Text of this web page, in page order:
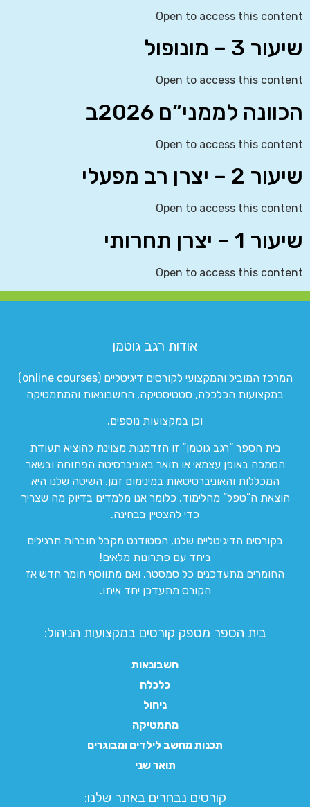
Open to access this content
שיעור 3 – מונופול
Open to access this content
הכוונה לממני”ם 2026ב
Open to access this content
שיעור 2 – יצרן רב מפעלי
Open to access this content
שיעור 1 – יצרן תחרותי
Open to access this content
אודות רגב גוטמן
המרכז המוביל והמקצועי לקורסים דיגיטליים (online courses)
במקצועות הכלכלה, סטטיסטיקה, החשבונאות והמתמטיקה
וכן במקצועות נוספים.
בית הספר “רגב גוטמן” זו הזדמנות מצוינת להוציא תעודת
הסמכה באופן עצמאי או תואר באוניברסיטה הפתוחה ובשאר
המכללות והאוניברסיטאות במינימום זמן. השיטה שלנו היא
הוצאת ה”טפל” מהלימוד. כלומר אנו מלמדים בדיוק מה שצריך
כדי להצטיין בבחינה.
בקורסים הדיגיטליים שלנו, הסטודנט מקבל חוברות תרגילים
ביחד עם פתרונות מלאים!
החומרים מתעדכנים כל סמסטר, ואם מתווסף חומר חדש אז
הקורס מתעדכן יחד איתו.
בית הספר מספק קורסים במקצועות הניהול:
חשבונאות
כלכלה
ניהול
מתמטיקה
תכנות מחשב לילדים ומבוגרים
תואר שני
קורסים נבחרים באתר שלנו:​